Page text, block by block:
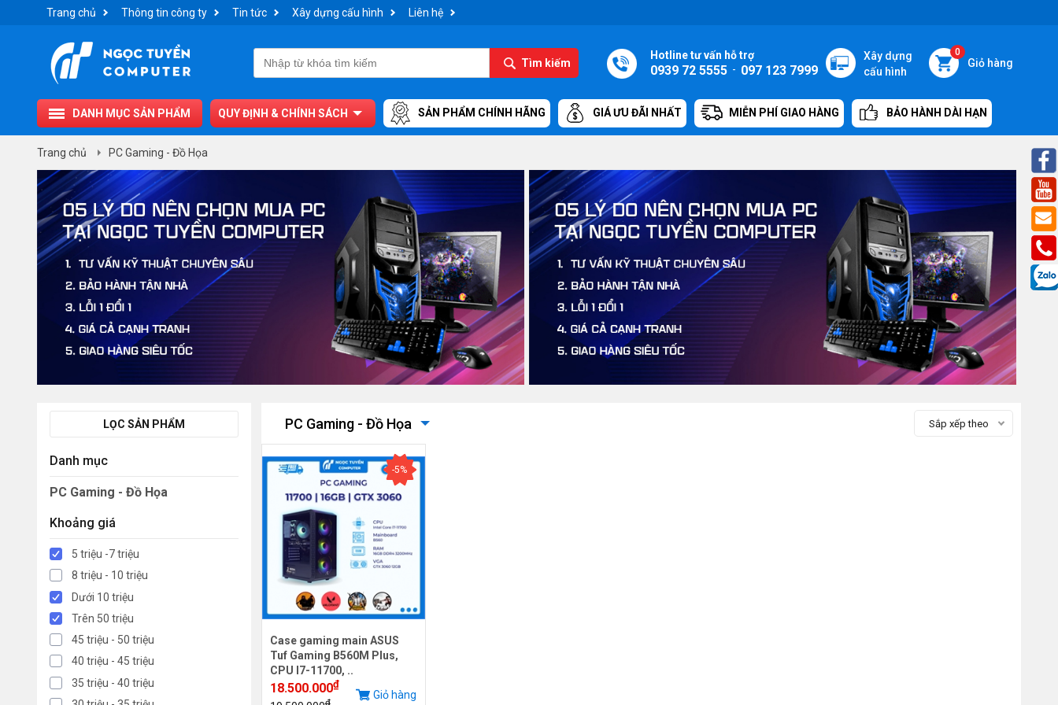
Trang chủ Thông tin công ty Tin tức Xây dựng cấu hình Liên hệ
Tìm kiếm
0
Giỏ hàng
Xây dựng
cấu hình
Hotline tư vấn hỗ trợ
0939 72 5555 - 097 123 7999
DANH MỤC SẢN PHẨM QUY ĐỊNH & CHÍNH SÁCH SẢN PHẨM CHÍNH HÃNG GIÁ ƯU ĐÃI NHẤT MIỄN PHÍ GIAO HÀNG BẢO HÀNH DÀI HẠN
Trang chủ PC Gaming - Đồ Họa
LỌC SẢN PHẨM
Danh mục
PC Gaming - Đồ Họa
Khoảng giá
5 triệu -7 triệu
8 triệu - 10 triệu
Dưới 10 triệu
Trên 50 triệu
45 triệu - 50 triệu
40 triệu - 45 triệu
35 triệu - 40 triệu
PC Gaming - Đồ Họa Sắp xếp theo
-5%
Case gaming main ASUS
Tuf Gaming B560M Plus,
CPU I7-11700, ..
18.500.000₫
₫
Giỏ hàng